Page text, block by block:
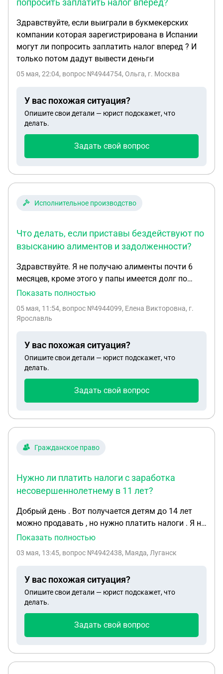
попросить заплатить налог вперед?
Здравствуйте, если выиграли в букмекерских
компании которая зарегистрирована в Испании
могут ли попросить заплатить налог вперед ? И
только потом дадут вывести деньги
05 мая, 22:04, вопрос №4944754, Ольга, г. Москва
У вас похожая ситуация?
Опишите свои детали — юрист подскажет, что
делать.
Задать свой вопрос
Исполнительное производство
Что делать, если приставы бездействуют по
взысканию алиментов и задолженности?
Здравствуйте. Я не получаю алименты почти 6
месяцев, кроме этого у папы имеется долг по
алиментам. Приставы бездействуют, до сих пор с
не наложили административный штраф. В общем
Показать полностью
05 мая, 11:54, вопрос №4944099, Елена Викторовна, г.
Ярославль
У вас похожая ситуация?
Опишите свои детали — юрист подскажет, что
делать.
Задать свой вопрос
Гражданское право
Нужно ли платить налоги с заработка
несовершеннолетнему в 11 лет?
Добрый день . Вот получается детям до 14 лет
можно продавать , но нужно платить налоги . Я не
знаю про все эти налоги так как мне 11 лет . Если
18000. То сколько нужно будет отдать для
надеюсь там не 5 тыс. Отдавать надо Можете
сказать сколько нужно отдавать для налогов
примерно
Показать полностью
03 мая, 13:45, вопрос №4942438, Маяда, Луганск
У вас похожая ситуация?
Опишите свои детали — юрист подскажет, что
делать.
Задать свой вопрос